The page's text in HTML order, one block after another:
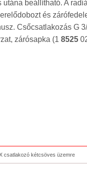
beállítható. A
és
Csőcsatlakozás G
zárósapka (1 8525
csatlakozó kétcsöves üzemre